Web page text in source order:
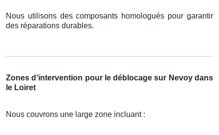
Nous utilisons des composants homologués pour garantir
des réparations durables.
Zones d’intervention pour le déblocage sur Nevoy dans
le Loiret
Nous couvrons une large zone incluant :